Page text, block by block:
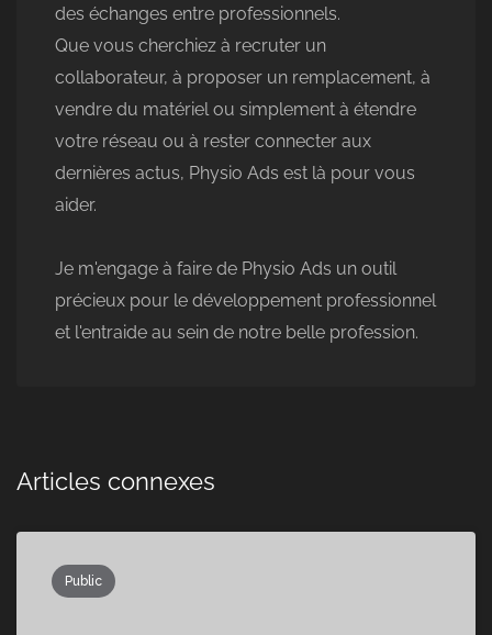
des échanges entre professionnels.
Que vous cherchiez à recruter un
collaborateur, à proposer un remplacement, à
vendre du matériel ou simplement à étendre
votre réseau ou à rester connecter aux
dernières actus, Physio Ads est là pour vous
aider.
Je m'engage à faire de Physio Ads un outil
précieux pour le développement professionnel
et l'entraide au sein de notre belle profession.
Articles connexes
Public